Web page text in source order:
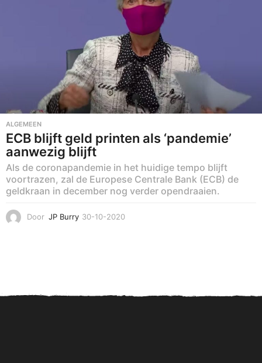
2
0
2
3
ALGEMEEN
ECB blijft geld printen als ‘pandemie’
aanwezig blijft
Als de coronapandemie in het huidige tempo blijft
voortrazen, zal de Europese Centrale Bank (ECB) de
geldkraan in december nog verder opendraaien.
Door JP Burry 30-10-2020
0